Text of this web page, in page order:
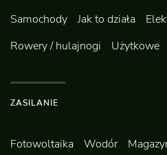
Samochody Jak to działa
Rowery / hulajnogi
Użytkowe
ZASILANIE
Fotowoltaika Wodór